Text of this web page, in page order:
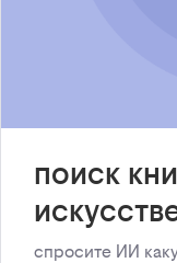
поиск
спросите ИИ